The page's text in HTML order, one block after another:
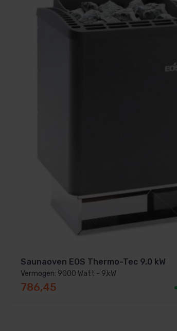
Saunaoven EOS Thermo-Tec 9,0 kW
Vermogen: 9000 Watt - 9,kW
786,45